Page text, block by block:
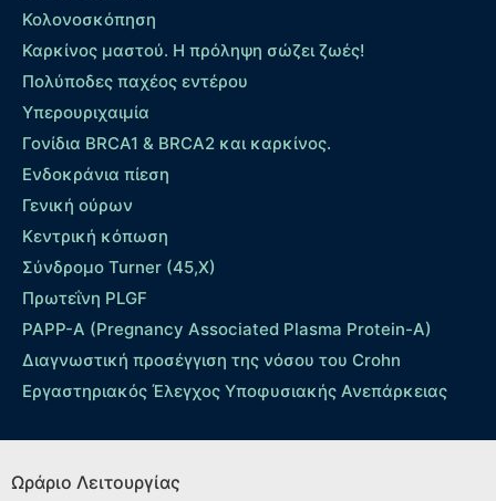
Κολονοσκόπηση
Καρκίνος μαστού. Η πρόληψη σώζει ζωές!
Πολύποδες παχέος εντέρου
Yπερουριχαιμία
Γονίδια BRCA1 & BRCA2 και καρκίνος.
Ενδοκράνια πίεση
Γενική ούρων
Κεντρική κόπωση
Σύνδρομο Turner (45,X)
Πρωτεΐνη PLGF
PAPP-A (Pregnancy Associated Plasma Protein-A)
Διαγνωστική προσέγγιση της νόσου του Crohn
Εργαστηριακός Έλεγχος Υποφυσιακής Ανεπάρκειας
Ωράριο Λειτουργίας